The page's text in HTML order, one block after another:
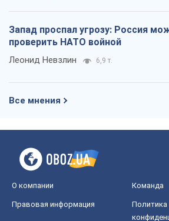
Запад проспал угрозу: Россия
проверить НАТО войной
Леонид Невзлин 6,9 т.
Все мнения
О компании Команда
Правовая информация
Политика